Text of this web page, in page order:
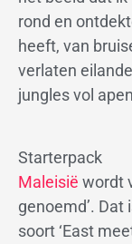
rond en
heeft, van
verlaten
jungles vol
Starterpack
Maleisië wordt
genoemd’. Dat
soort ‘East